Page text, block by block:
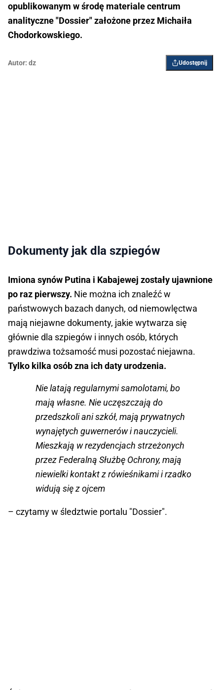
opublikowanym w środę materiale centrum
analityczne "Dossier" założone przez Michaiła
Chodorkowskiego.
Autor: dz Udostępnij
Dokumenty jak dla szpiegów
Imiona synów Putina i Kabajewej zostały ujawnione
po raz pierwszy. Nie można ich znaleźć w
państwowych bazach danych, od niemowlęctwa
mają niejawne dokumenty, jakie wytwarza się
głównie dla szpiegów i innych osób, których
prawdziwa tożsamość musi pozostać niejawna.
Tylko kilka osób zna ich daty urodzenia.
Nie latają regularnymi samolotami, bo
mają własne. Nie uczęszczają do
przedszkoli ani szkół, mają prywatnych
wynajętych guwernerów i nauczycieli.
Mieszkają w rezydencjach strzeżonych
przez Federalną Służbę Ochrony, mają
niewielki kontakt z rówieśnikami i rzadko
widują się z ojcem
– czytamy w śledztwie portalu "Dossier".